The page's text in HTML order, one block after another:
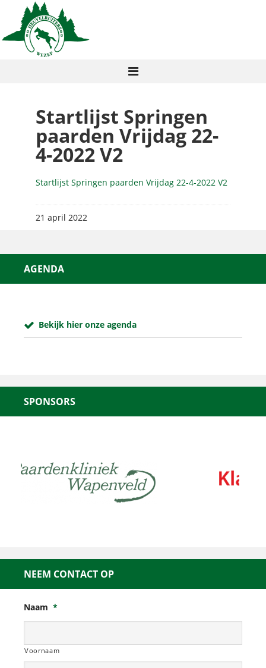
Startlijst Springen
paarden Vrijdag 22-
4-2022 V2
Startlijst Springen paarden Vrijdag 22-4-2022 V2
21 april 2022
AGENDA
Bekijk hier onze agenda
SPONSORS
NEEM CONTACT OP
Naam *
Voornaam